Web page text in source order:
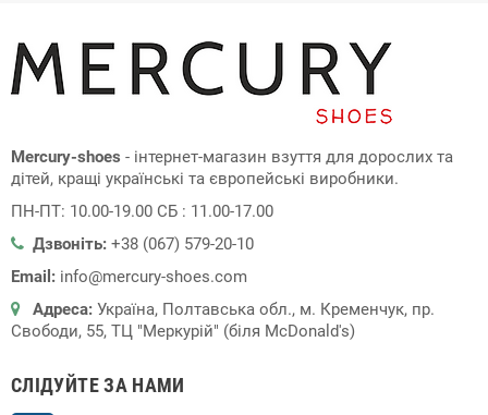
Mercury-shoes - інтернет-магазин взуття для дорослих та
дітей, кращі українські та європейські виробники.
ПН-ПТ: 10.00-19.00 СБ : 11.00-17.00
Дзвоніть: +38 (067) 579-20-10
Email: info@mercury-shoes.com
Адреса: Україна, Полтавська обл., м. Кременчук, пр.
Свободи, 55, ТЦ "Меркурій" (біля McDonald's)
СЛІДУЙТЕ ЗА НАМИ